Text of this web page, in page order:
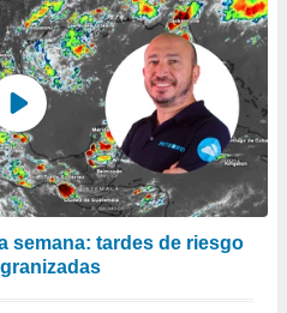
semana: tardes de riesgo